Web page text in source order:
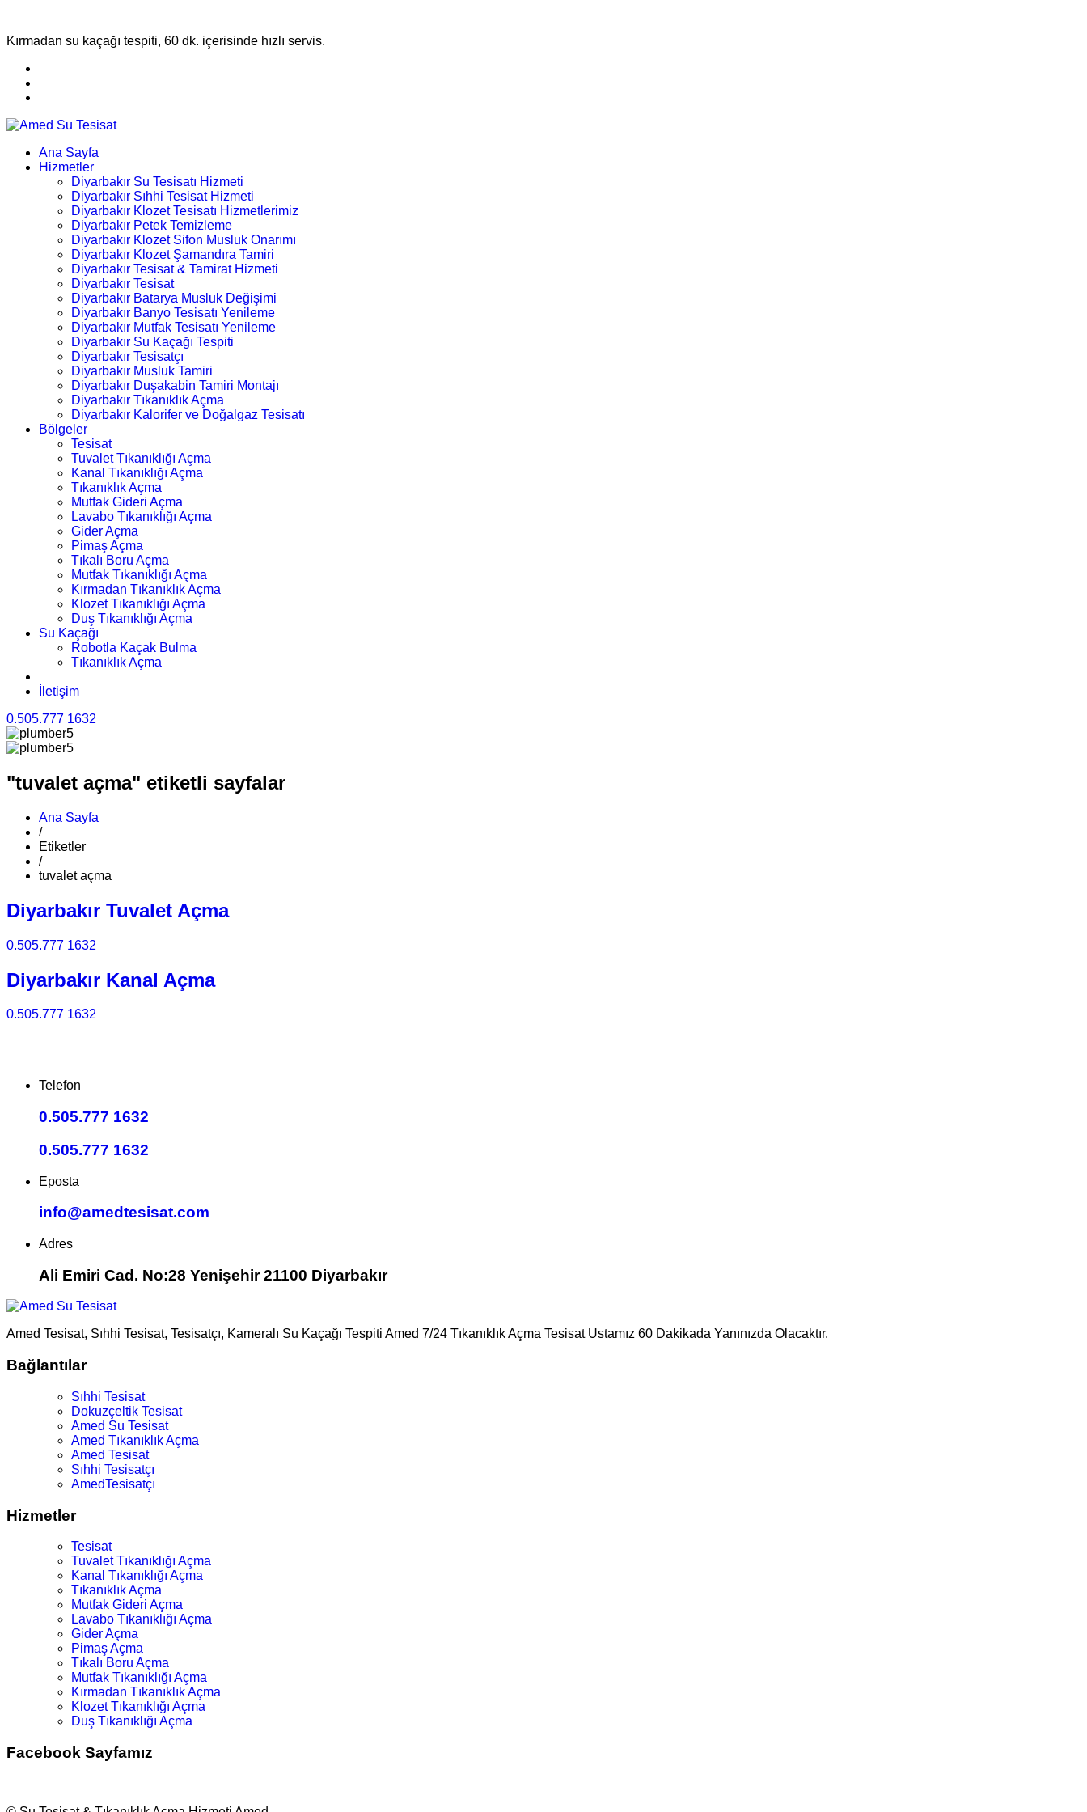
Kırmadan su kaçağı tespiti, 60 dk. içerisinde hızlı servis.
Ana Sayfa
Hizmetler
Diyarbakır Su Tesisatı Hizmeti
Diyarbakır Sıhhi Tesisat Hizmeti
Diyarbakır Klozet Tesisatı Hizmetlerimiz
Diyarbakır Petek Temizleme
Diyarbakır Klozet Sifon Musluk Onarımı
Diyarbakır Klozet Şamandıra Tamiri
Diyarbakır Tesisat & Tamirat Hizmeti
Diyarbakır Tesisat
Diyarbakır Batarya Musluk Değişimi
Diyarbakır Banyo Tesisatı Yenileme
Diyarbakır Mutfak Tesisatı Yenileme
Diyarbakır Su Kaçağı Tespiti
Diyarbakır Tesisatçı
Diyarbakır Musluk Tamiri
Diyarbakır Duşakabin Tamiri Montajı
Diyarbakır Tıkanıklık Açma
Diyarbakır Kalorifer ve Doğalgaz Tesisatı
Bölgeler
Tesisat
Tuvalet Tıkanıklığı Açma
Kanal Tıkanıklığı Açma
Tıkanıklık Açma
Mutfak Gideri Açma
Lavabo Tıkanıklığı Açma
Gider Açma
Pimaş Açma
Tıkalı Boru Açma
Mutfak Tıkanıklığı Açma
Kırmadan Tıkanıklık Açma
Klozet Tıkanıklığı Açma
Duş Tıkanıklığı Açma
Su Kaçağı
Robotla Kaçak Bulma
Tıkanıklık Açma
İletişim
0.505.777 1632
"tuvalet açma" etiketli sayfalar
Ana Sayfa
/
Etiketler
/
tuvalet açma
Diyarbakır Tuvalet Açma
0.505.777 1632
Diyarbakır Kanal Açma
0.505.777 1632
Telefon
0.505.777 1632
0.505.777 1632
Eposta
info@amedtesisat.com
Adres
Ali Emiri Cad. No:28 Yenişehir 21100 Diyarbakır
Amed Tesisat, Sıhhi Tesisat, Tesisatçı, Kameralı Su Kaçağı Tespiti Amed 7/24 Tıkanıklık Açma Tesisat Ustamız 60 Dakikada Yanınızda Olacaktır.
Bağlantılar
Sıhhi Tesisat
Dokuzçeltik Tesisat
Amed Su Tesisat
Amed Tıkanıklık Açma
Amed Tesisat
Sıhhi Tesisatçı
AmedTesisatçı
Hizmetler
Tesisat
Tuvalet Tıkanıklığı Açma
Kanal Tıkanıklığı Açma
Tıkanıklık Açma
Mutfak Gideri Açma
Lavabo Tıkanıklığı Açma
Gider Açma
Pimaş Açma
Tıkalı Boru Açma
Mutfak Tıkanıklığı Açma
Kırmadan Tıkanıklık Açma
Klozet Tıkanıklığı Açma
Duş Tıkanıklığı Açma
Facebook Sayfamız